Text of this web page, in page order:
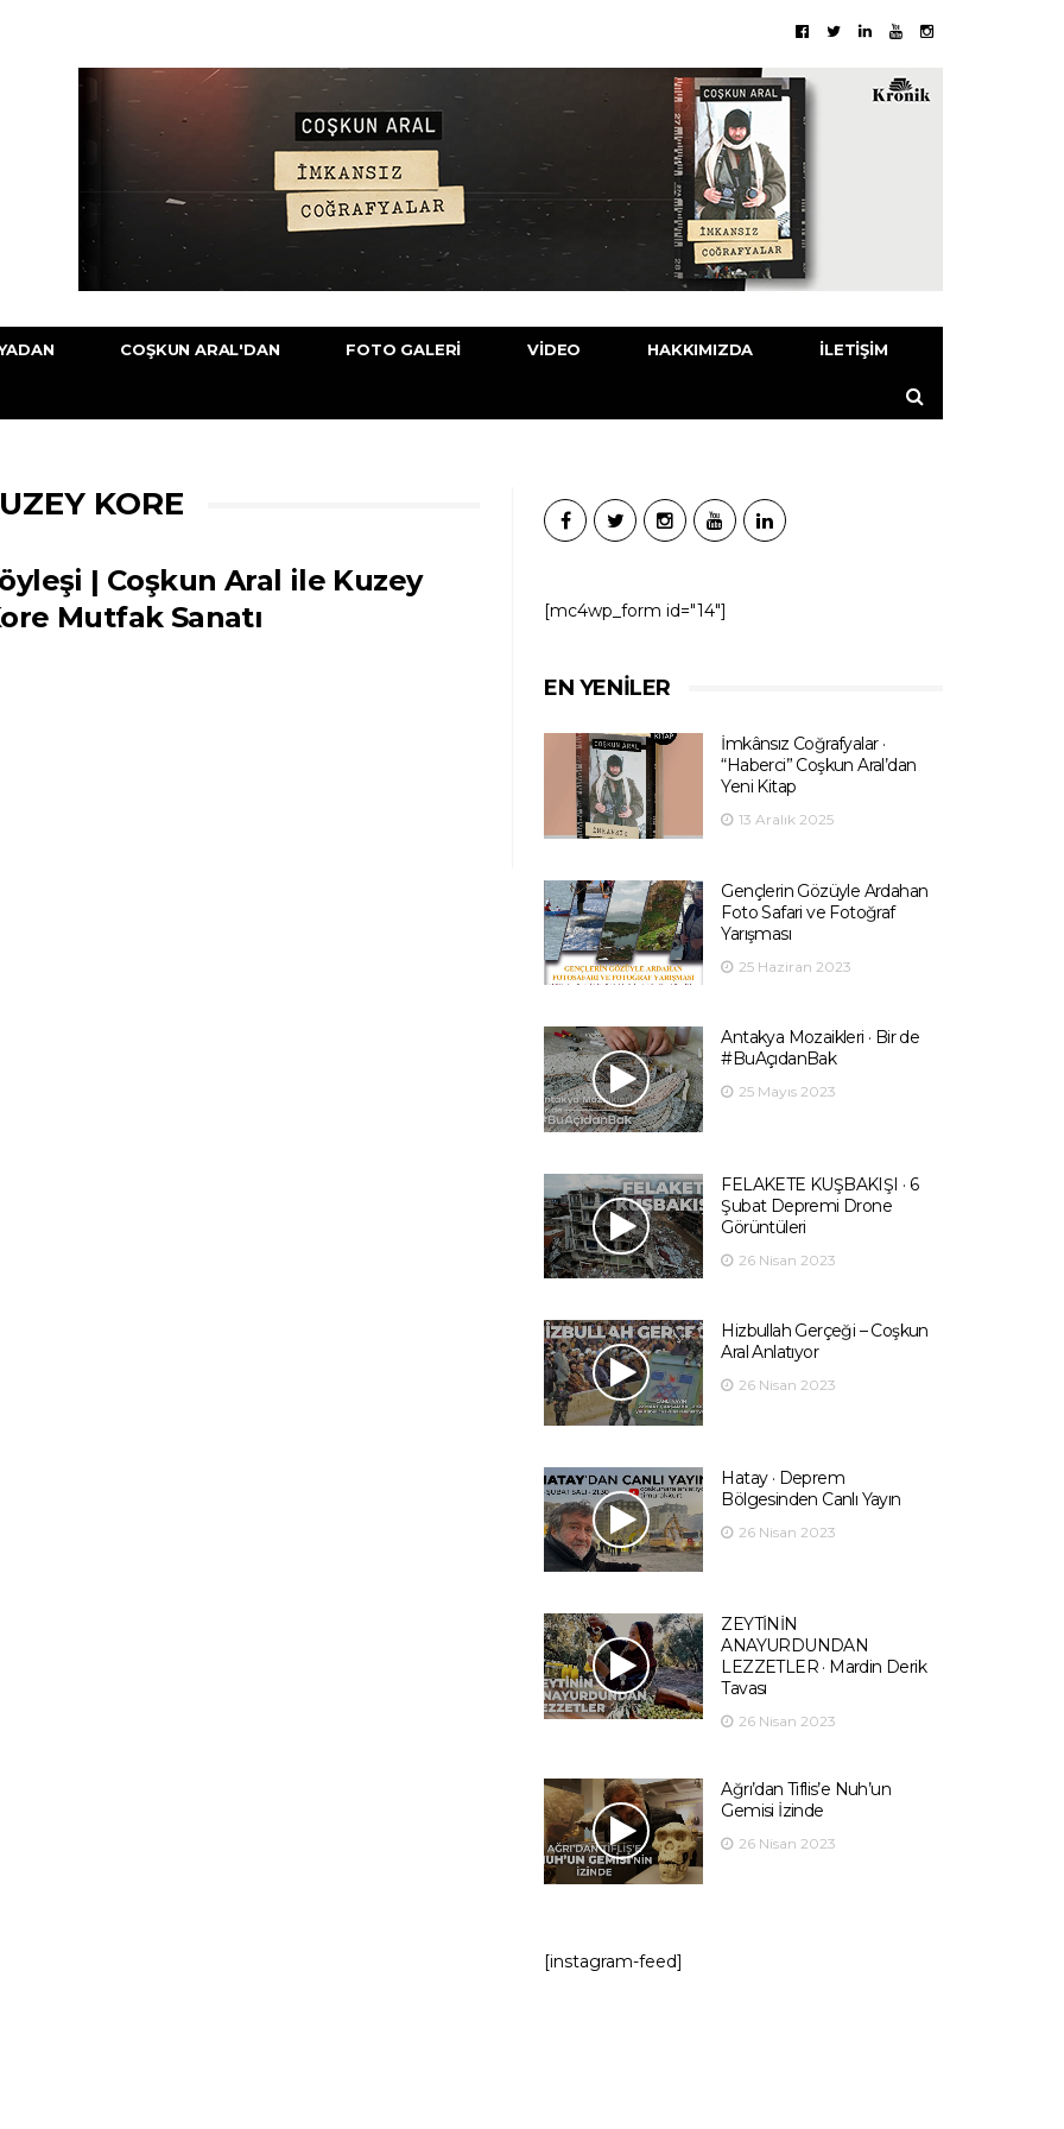
COŞKUN ARAL'DAN FOTO GALERI VIDEO HAKKIMIZDA İLETIŞIM
KORE
| Coşkun Aral ile Kuzey
Mutfak Sanatı
[mc4wp_form id="14"]
EN YENILER
İmkânsız Coğrafyalar ·
“Haberci” Coşkun Aral’dan
Yeni Kitap
13 Aralık 2025
Gençlerin Gözüyle Ardahan
Foto Safari ve Fotoğraf
Yarışması
25 Haziran 2023
Antakya Mozaikleri · Bir de
#BuAçıdanBak
25 Mayıs 2023
FELAKETE KUŞBAKIŞI · 6
Şubat Depremi Drone
Görüntüleri
26 Nisan 2023
Hizbullah Gerçeği – Coşkun
Aral Anlatıyor
26 Nisan 2023
Hatay · Deprem
Bölgesinden Canlı Yayın
26 Nisan 2023
ZEYTİNİN
ANAYURDUNDAN
LEZZETLER · Mardin Derik
Tavası
26 Nisan 2023
Ağrı’dan Tiflis’e Nuh’un
Gemisi İzinde
26 Nisan 2023
[instagram-feed]